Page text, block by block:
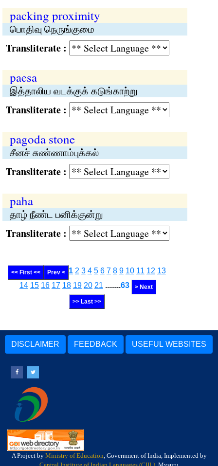
packing proximity
பொதிவு நெருங்குமை
:
paesa
இத்தாலிய வடக்குக் கடுங்காற்று
:
pagoda stone
சீனச் சுண்ணாம்புக்கல்
:
paha
தாழ் நீண்ட பனிக்குன்று
:
<< First << Prev < 1 2 3 4 5 6 7 8 9 10 11 12 13
14 15 16 17 18 19 20 21 ........63 > Next
>> Last >>
DISCLAIMER FEEDBACK USEFUL WEBSITES
A Project by Ministry of Education, Government of India, Implemented by